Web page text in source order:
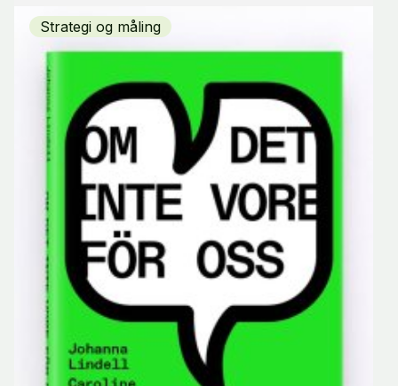
Strategi og måling